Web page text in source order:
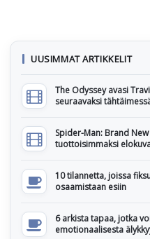
UUSIMMAT ARTIKKELIT
The Odyssey avasi
seuraavaksi
Spider-Man: Brand
tuottoisimmaksi
10 tilannetta, joissa
osaamistaan esiin
6 arkista tapaa, jotka
emotionaalisesta